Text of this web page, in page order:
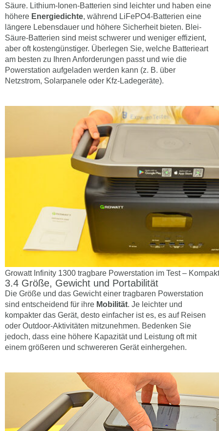
Säure. Lithium-Ionen-Batterien sind leichter und haben eine
höhere Energiedichte, während LiFePO4-Batterien eine
längere Lebensdauer und höhere Sicherheit bieten. Blei-
Säure-Batterien sind meist schwerer und weniger effizient,
aber oft kostengünstiger. Überlegen Sie, welche Batterieart
am besten zu Ihren Anforderungen passt und wie die
Powerstation aufgeladen werden kann (z. B. über
Netzstrom, Solarpanele oder Kfz-Ladegeräte).
Growatt Infinity 1300 tragbare Powerstation im Test –
Größe, Gewicht und Portabilität
Die Größe und das Gewicht einer tragbaren Powerstation
sind entscheidend für ihre Mobilität. Je leichter und
kompakter das Gerät, desto einfacher ist es, es auf Reisen
oder Outdoor-Aktivitäten mitzunehmen. Bedenken Sie
jedoch, dass eine höhere Kapazität und Leistung oft mit
einem größeren und schwereren Gerät einhergehen.